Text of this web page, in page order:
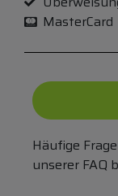
MasterCard
Häufige
unserer FAQ